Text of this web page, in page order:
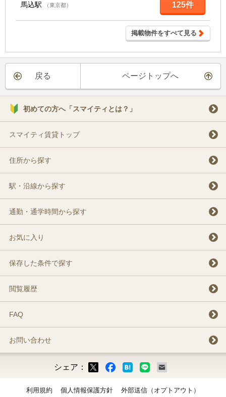
馬込駅 （東京都） 125件
掲載物件をすべて見る
戻る ページトップへ
初めての方へ「スマイティとは？」
スマイティ賃貸トップ
住所から探す
駅・沿線から探す
通勤・通学時間から探す
お気に入り
保存した条件で探す
閲覧履歴
FAQ
お問い合わせ
シェア：
利用規約 個人情報保護方針 外部送信（オプトアウト）